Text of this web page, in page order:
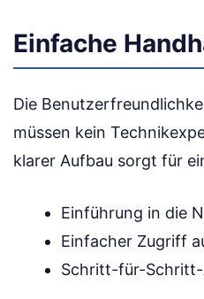
Einfache
Die
müssen kein
klarer Aufbau sorgt für
Einführung in die
Einfacher Zugriff
Schritt-für-Schritt-